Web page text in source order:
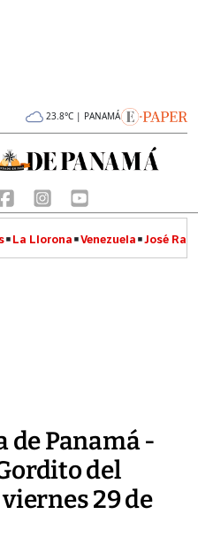
23.8°C | PANAMÁ
La Llorona Venezuela José
de Panamá -
del
29 de